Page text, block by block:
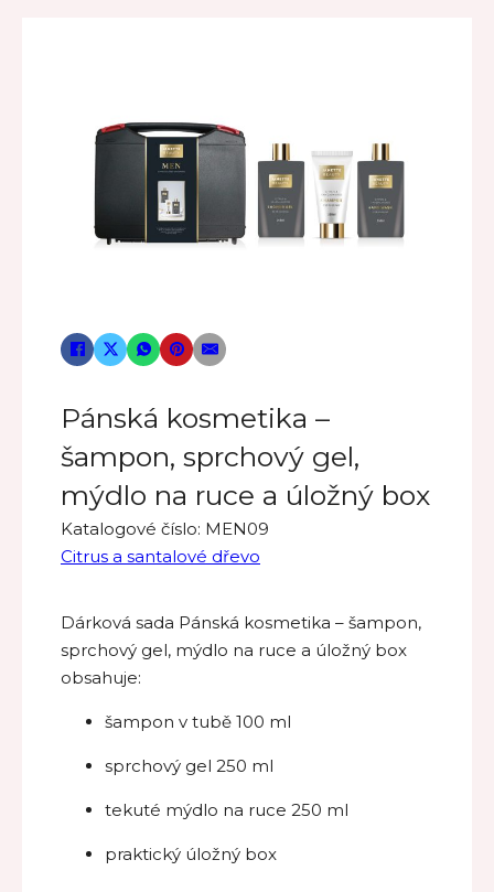
Pánská kosmetika –
šampon, sprchový gel,
mýdlo na ruce a úložný box
Katalogové číslo: MEN09
Citrus a santalové dřevo
Dárková sada Pánská kosmetika – šampon,
sprchový gel, mýdlo na ruce a úložný box
obsahuje:
šampon v tubě 100 ml
sprchový gel 250 ml
tekuté mýdlo na ruce 250 ml
praktický úložný box